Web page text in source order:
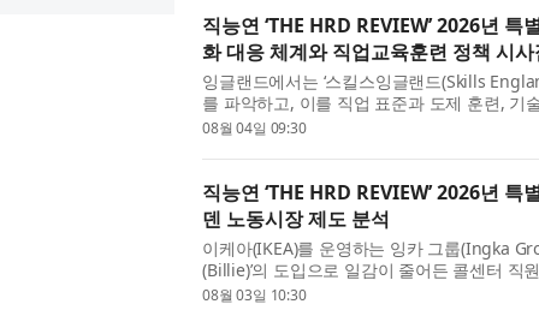
직능연 ‘THE HRD REVIEW’ 2026년
화 대응 체계와 직업교육훈련 정책 시
잉글랜드에서는 ‘스킬스잉글랜드(Skills
를 파악하고, 이를 직업 표준과 도제 훈련, 기
기 위한 정책적 노력을 강화하고 있다. 인공
08월 04일 09:30
직능연 ‘THE HRD REVIEW’ 2026년
덴 노동시장 제도 분석
이케아(IKEA)를 운영하는 잉카 그룹(Ingka
(Billie)’의 도입으로 일감이 줄어든 콜센터 직
‘원격 인테리어 디자인 어드바이저(advisor)’
08월 03일 10:30